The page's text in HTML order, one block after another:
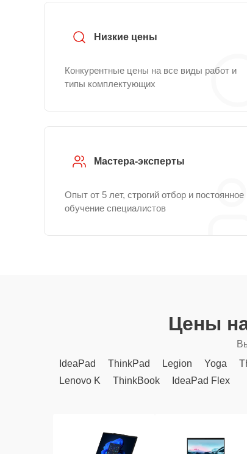
Низкие цены
Конкурентные цены на все виды работ и
типы комплектующих
Мастера-эксперты
Опыт от 5 лет, строгий отбор и постоянное
обучение специалистов
Цены
IdeaPad
ThinkPad Legion Yoga
Lenovo K
ThinkBook IdeaPad Flex